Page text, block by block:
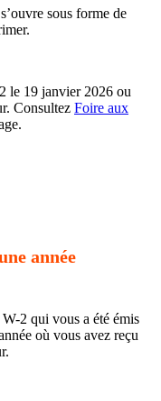
sous forme de
le 19 janvier 2026 ou
Consultez Foire aux
année
2 qui vous a été émis
où vous avez reçu